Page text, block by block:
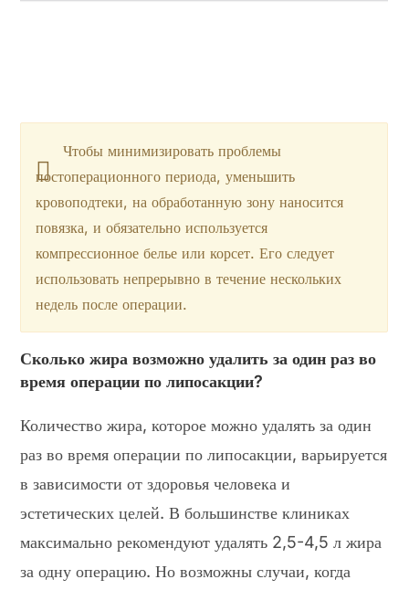
Чтобы минимизировать проблемы
постоперационного периода, уменьшить
кровоподтеки, на обработанную зону наносится
повязка, и обязательно используется
компрессионное белье или корсет. Его следует
использовать непрерывно в течение нескольких
недель после операции.
Сколько жира возможно удалить за один раз во
время операции по липосакции?
Количество жира, которое можно удалять за один
раз во время операции по липосакции, варьируется
в зависимости от здоровья человека и
эстетических целей. В большинстве клиниках
максимально рекомендуют удалять 2,5-4,5 л жира
за одну операцию. Но возможны случаи, когда